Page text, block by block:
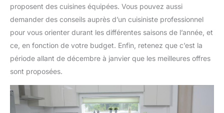
proposent des cuisines équipées. Vous pouvez aussi
demander des conseils auprès d’un cuisiniste professionnel
pour vous orienter durant les différentes saisons de l’année, et
ce, en fonction de votre budget. Enfin, retenez que c’est la
période allant de décembre à janvier que les meilleures offres
sont proposées.